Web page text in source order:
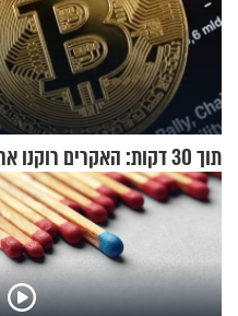
תוך 30 דקות: האקרים רוקנו ארנקי ביטקוין בשווי 88 מיליון דולר